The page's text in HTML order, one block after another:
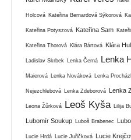
Holcová Kateřina Bernardová Sýkorová
Kateřina Potyszová Kateřina Sam
Kateřina Thorová Klára Bártová Klára
Ladislav Skrbek Lenka Černá Lenka
Maierová Lenka Nováková Lenka
Nejezchlebová Lenka Zdeborová Lenka
Leona Žůrková Leoš Kyša Lilija
Lubomír Soukup Luboš Brabenec
Lucie Hrdá Lucie Juřičková Lucie